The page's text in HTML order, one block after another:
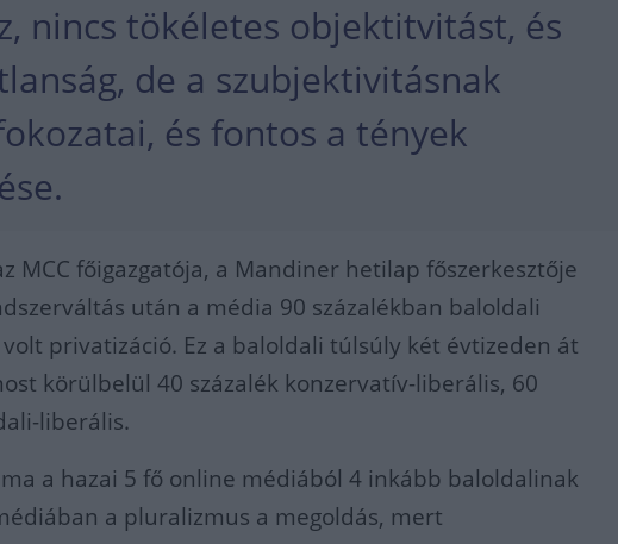
nincs tökéletes objektitvitást, és
de a szubjektivitásnak
és fontos a tények
MCC főigazgatója, a Mandiner hetilap főszerkesztője
után a média 90 százalékban baloldali
privatizáció. Ez a baloldali túlsúly két évtizeden át
körülbelül 40 százalék konzervatív-liberális, 60
liberális.
a hazai 5 fő online médiából 4 inkább baloldalinak
a pluralizmus a megoldás, mert